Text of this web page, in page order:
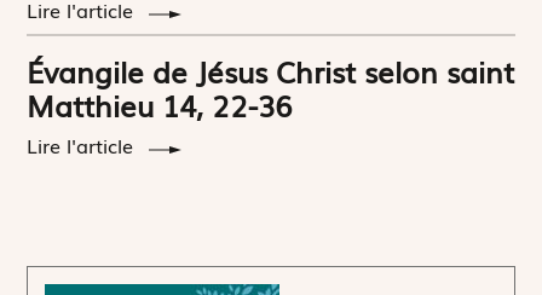
Lire l'article
Évangile de Jésus Christ selon saint
Matthieu 14, 22-36
Lire l'article